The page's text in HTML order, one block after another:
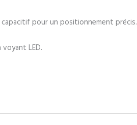
pour un positionnement précis.
LED.